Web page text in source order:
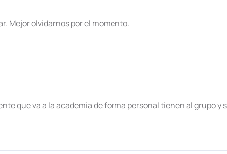
Mejor olvidarnos por el momento.
que va a la academia de forma personal tienen al grupo y